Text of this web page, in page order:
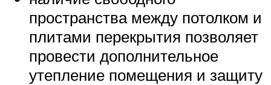
пространства между потолком и
плитами перекрытия позволяет
провести дополнительное
утепление помещения и защиту